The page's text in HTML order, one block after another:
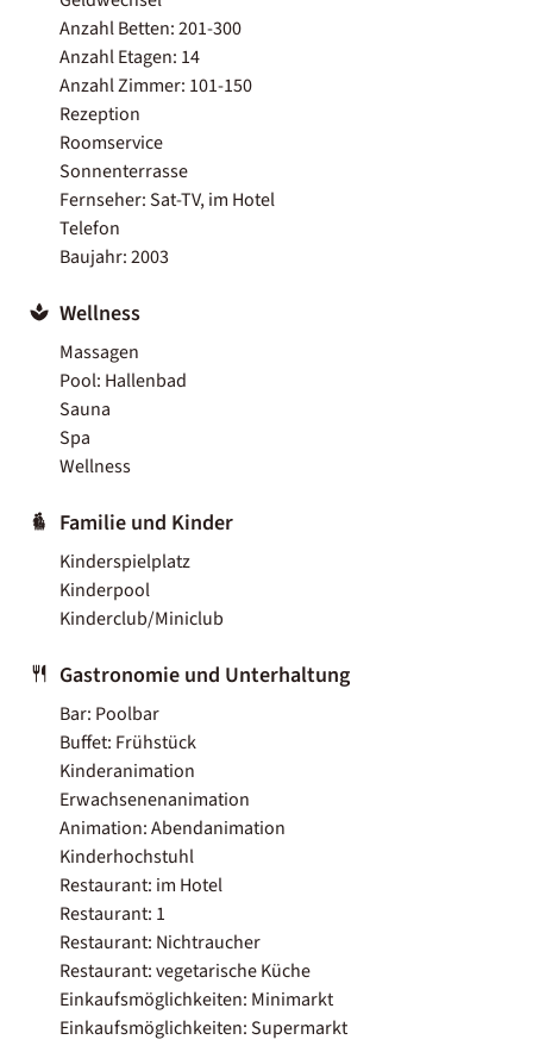
Anzahl Betten: 201-300
Anzahl Etagen: 14
Anzahl Zimmer: 101-150
Rezeption
Roomservice
Sonnenterrasse
Fernseher: Sat-TV, im Hotel
Telefon
Baujahr: 2003
Wellness
Massagen
Pool: Hallenbad
Sauna
Spa
Wellness
Familie und Kinder
Kinderspielplatz
Kinderpool
Kinderclub/Miniclub
Gastronomie und Unterhaltung
Bar: Poolbar
Buffet: Frühstück
Kinderanimation
Erwachsenenanimation
Animation: Abendanimation
Kinderhochstuhl
Restaurant: im Hotel
Restaurant: 1
Restaurant: Nichtraucher
Restaurant: vegetarische Küche
Einkaufsmöglichkeiten: Minimarkt
Einkaufsmöglichkeiten: Supermarkt